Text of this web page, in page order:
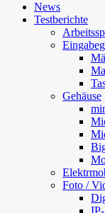
News
Testberichte
Gehäuse
Foto /